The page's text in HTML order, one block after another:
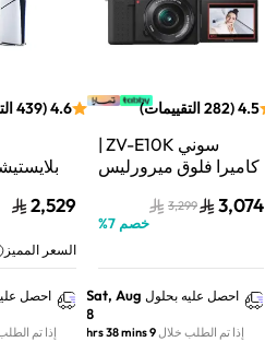
4.5
(
282 التقييمات)
سوني ZV-E10K |
كاميرا فلوق ميرورليس
ميجابكسل | كيت عدسة
باور زوم 16–50mm |
3,074
3,299
خصم 7
%
احصل عليه بحلول Sat, Aug
8
إذا تم الطلب خلال9 hrs 38 mins
4.6
(
439
تتبع
2,529
السعر المميز
احصل
إذا تم